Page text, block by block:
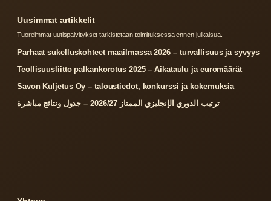
Uusimmat artikkelit
Tuoreimmat uutispaivitykset tarkistetaan toimituksessa ennen julkaisua.
Parhaat sukelluskohteet maailmassa 2026 – turvallisuus ja syvyys
Teollisuusliitto palkankorotus 2025 – Aikataulu ja euromäärät
Savon Kuljetus Oy – taloustiedot, konkurssi ja kokemuksia
ترتيب الدوري الإنجليزي الممتاز 2026/27 – جدول ونتائج مباشرة